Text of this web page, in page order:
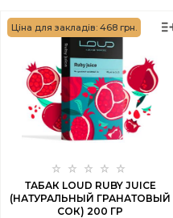
Ціна для закладів: 468 грн.
ТАБАК LOUD RUBY JUICE
(НАТУРАЛЬНЫЙ ГРАНАТОВЫЙ
СОК) 200 ГР